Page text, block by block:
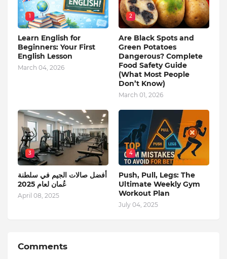
1
Learn English for
Beginners: Your First
English Lesson
March 04, 2026
2
Are Black Spots and
Green Potatoes
Dangerous? Complete
Food Safety Guide
(What Most People
Don’t Know)
March 01, 2026
3
أفضل صالات الجيم في سلطنة
عُمان لعام 2025
April 08, 2025
4
Push, Pull, Legs: The
Ultimate Weekly Gym
Workout Plan
July 04, 2025
Comments